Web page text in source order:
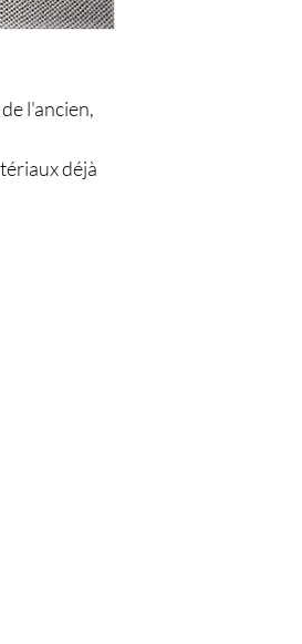
l'ancien,
déjà